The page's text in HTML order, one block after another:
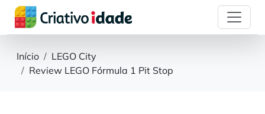
Início
LEGO City
Review LEGO Fórmula 1 Pit Stop